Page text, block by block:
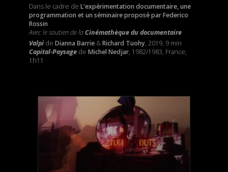
Dans le cadre de L'expérimentation documentaire, une
programmation et un séminaire proposé par Federico
Rossin
Avec le soutien de laCinémathèque du documentaire
Valpi de Dianna Barrie&Richard Tuohy, 2019, 9 min
Capital-Paysage de Michel Nedjar, 1982/1983, France,
1h11